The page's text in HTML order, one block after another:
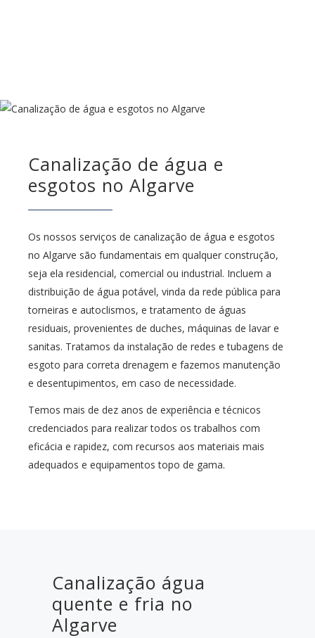
Canalização de água e
esgotos no Algarve
Os nossos serviços de canalização de água e esgotos
no Algarve são fundamentais em qualquer construção,
seja ela residencial, comercial ou industrial. Incluem a
distribuição de água potável, vinda da rede pública para
torneiras e autoclismos, e tratamento de águas
residuais, provenientes de duches, máquinas de lavar e
sanitas. Tratamos da instalação de redes e tubagens de
esgoto para correta drenagem e fazemos manutenção
e desentupimentos, em caso de necessidade.
Temos mais de dez anos de experiência e técnicos
credenciados para realizar todos os trabalhos com
eficácia e rapidez, com recursos aos materiais mais
adequados e equipamentos topo de gama.
Canalização água
quente e fria no
Algarve